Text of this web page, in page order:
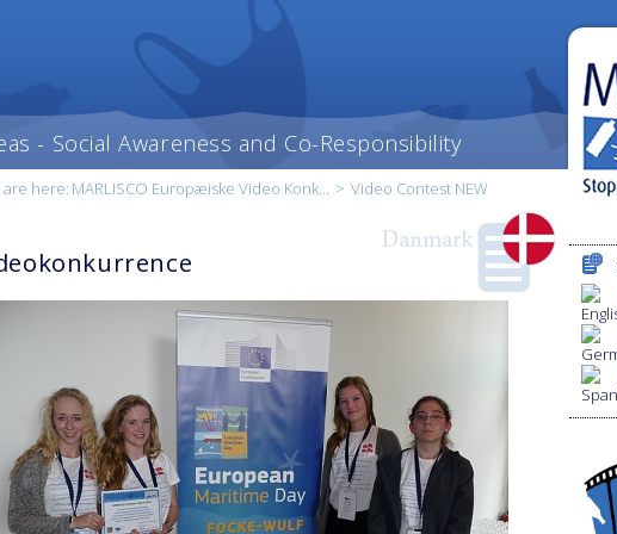
- Social Awareness and Co-Responsibility
are here: MARLISCO Europæiske Video Konk... > Video Contest NEW
content